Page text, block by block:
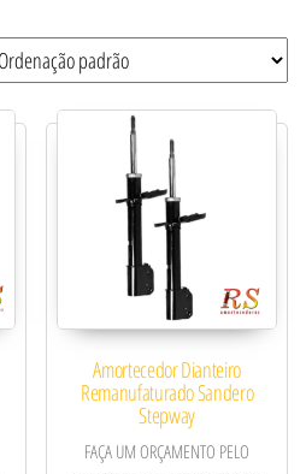
Amortecedor Dianteiro
Remanufaturado Sandero
Stepway
FAÇA UM ORÇAMENTO PELO